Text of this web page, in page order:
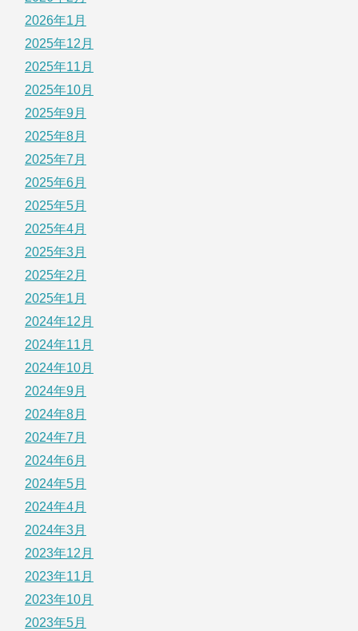
2026年1月
2025年12月
2025年11月
2025年10月
2025年9月
2025年8月
2025年7月
2025年6月
2025年5月
2025年4月
2025年3月
2025年2月
2025年1月
2024年12月
2024年11月
2024年10月
2024年9月
2024年8月
2024年7月
2024年6月
2024年5月
2024年4月
2024年3月
2023年12月
2023年11月
2023年10月
2023年5月